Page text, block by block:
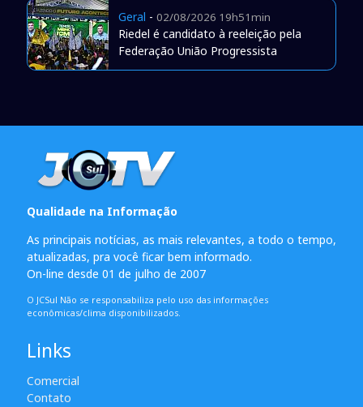
Geral - 02/08/2026 19h51min
Riedel é candidato à reeleição pela
Federação União Progressista
Qualidade na Informação
As principais notícias, as mais relevantes, a todo o tempo,
atualizadas, pra você ficar bem informado.
On-line desde 01 de julho de 2007
O JCSul Não se responsabiliza pelo uso das informações
econômicas/clima disponibilizados.
Links
Comercial
Contato